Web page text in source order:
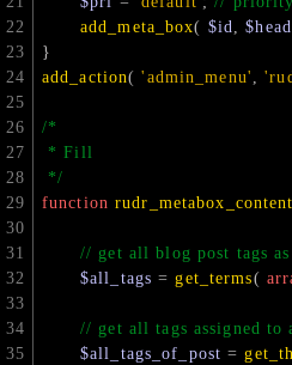
add_meta_box( $id ,
}
add_action( 'admin_menu' ,
/*
* Fill
*/
function rudr_metabox_content
// get all blog post tags
$all_tags = get_terms(
// get all tags assigned to
$all_tags_of_post =